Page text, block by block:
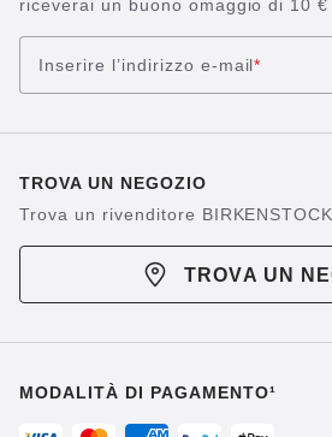
riceverai un buono omaggio di 10 €
Inserire l’indirizzo e-mail*
TROVA UN NEGOZIO
Trova un rivenditore BIRKENSTOCK
TROVA UN
MODALITÀ DI PAGAMENTO¹